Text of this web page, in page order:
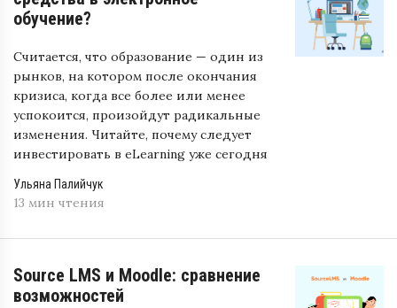
обучение?
Считается, что образование — один из
рынков, на котором после окончания
кризиса, когда все более или менее
успокоится, произойдут радикальные
изменения. Читайте, почему следует
инвестировать в eLearning уже сегодня
Ульяна Палийчук
13 мин чтения
Source LMS и Moodle: сравнение
возможностей